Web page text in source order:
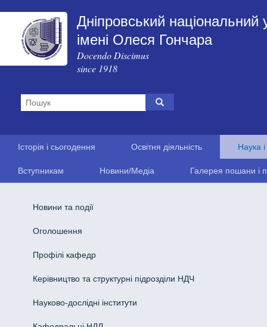
Дніпровський національний
імені Олеся Гончара
Docendo Discimus
since 1918
Історія і сьогодення Освітня діяльність Наука
Вступникам Новини/Медіа Галерея пошани і
Новини та події
Оголошення
Профілі кафедр
Керівництво та структурні підрозділи НДЧ
Науково-дослідні інститути